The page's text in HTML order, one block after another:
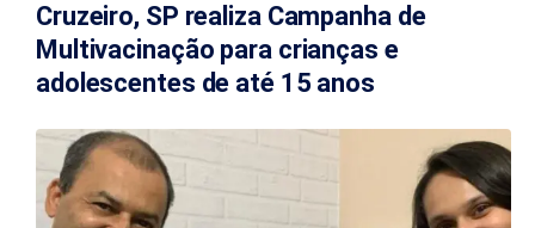
Cruzeiro, SP realiza Campanha de
Multivacinação para crianças e
adolescentes de até 15 anos